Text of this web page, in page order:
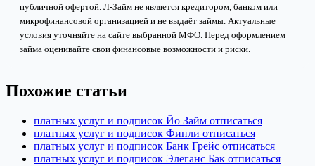
публичной офертой. Л-Займ не является кредитором, банком или
микрофинансовой организацией и не выдаёт займы. Актуальные
условия уточняйте на сайте выбранной МФО. Перед оформлением
займа оценивайте свои финансовые возможности и риски.
Похожие статьи
платных услуг и подписок Йо Займ отписаться
платных услуг и подписок Финли отписаться
платных услуг и подписок Банк Грейс отписаться
платных услуг и подписок Элеганс Бак отписаться